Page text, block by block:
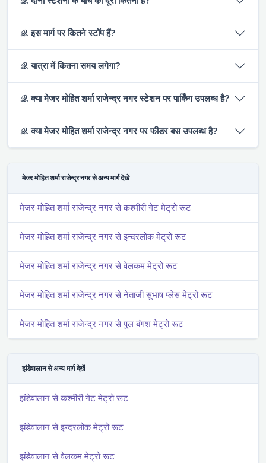
𝒬. इस मार्ग पर कितने स्टॉप हैं?
𝒬. यात्रा में कितना समय लगेगा?
𝒬. क्या मे‌‌जर मोहित शर्मा राजेन्द्र नगर स्टेशन पर पार्किंग उपलब्ध है?
𝒬. क्या मे‌‌जर मोहित शर्मा राजेन्द्र नगर पर फीडर बस उपलब्ध है?
मे‌‌जर मोहित शर्मा राजेन्द्र नगर से अन्य मार्ग देखें
मे‌‌जर मोहित शर्मा राजेन्द्र नगर से कश्मीरी गेट मेट्रो रूट
मे‌‌जर मोहित शर्मा राजेन्द्र नगर से इन्दरलोक मेट्रो रूट
मे‌‌जर मोहित शर्मा राजेन्द्र नगर से वेलकम मेट्रो रूट
मे‌‌जर मोहित शर्मा राजेन्द्र नगर से नेताजी सुभाष प्लेस मेट्रो रूट
मे‌‌जर मोहित शर्मा राजेन्द्र नगर से पुल बंगश मेट्रो रूट
झंडेवालान से अन्य मार्ग देखें
झंडेवालान से कश्मीरी गेट मेट्रो रूट
झंडेवालान से इन्दरलोक मेट्रो रूट
झंडेवालान से वेलकम मेट्रो रूट